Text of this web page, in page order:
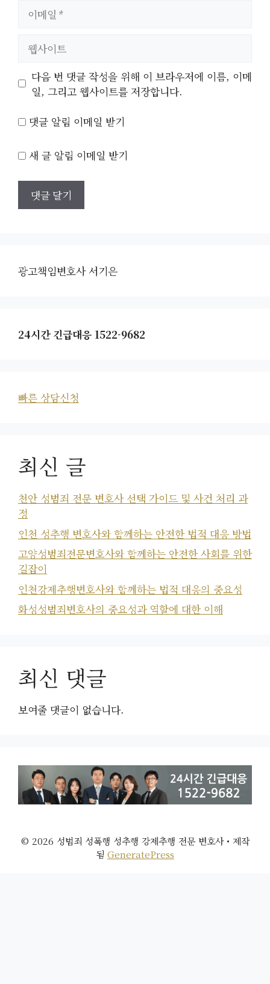
트
다음 번 댓글 작성을 위해 이 브라우저에 이름, 이메
일, 그리고 웹사이트를 저장합니다.
댓글 알림 이메일 받기
새 글 알림 이메일 받기
광고책임변호사 서기은
24시간 긴급대응 1522-9682
빠른 상담신청
최신 글
천안 성범죄 전문 변호사 선택 가이드 및 사건 처리 과
정
인천 성추행 변호사와 함께하는 안전한 법적 대응 방법
고양성범죄전문변호사와 함께하는 안전한 사회를 위한
길잡이
인천강제추행변호사와 함께하는 법적 대응의 중요성
화성성범죄변호사의 중요성과 역할에 대한 이해
최신 댓글
보여줄 댓글이 없습니다.
© 2026 성범죄 성폭행 성추행 강제추행 전문 변호사• 제작
됨 GeneratePress